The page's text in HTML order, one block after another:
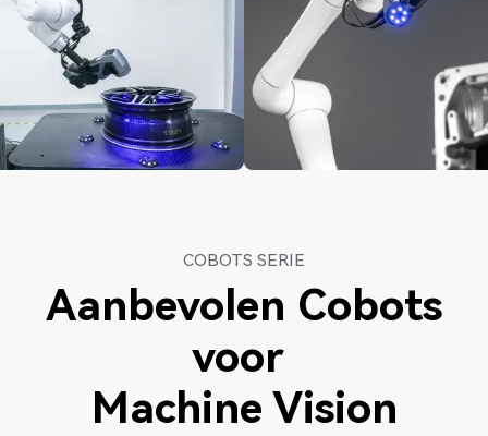
COBOTS SERIE
Aanbevolen Cobots
voor
Machine Vision